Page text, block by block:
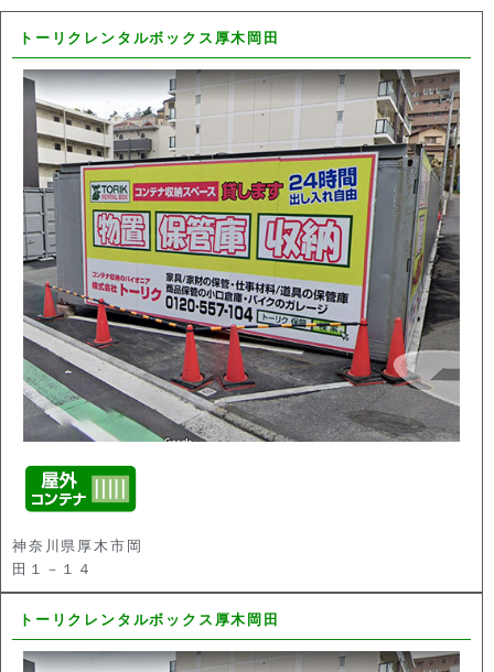
トーリクレンタルボックス厚木岡田
神奈川県厚木市岡
田１－１４
トーリクレンタルボックス厚木岡田